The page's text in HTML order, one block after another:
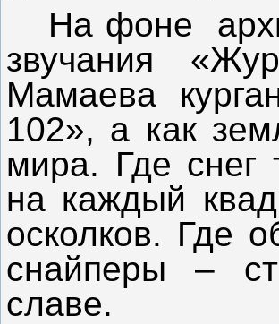
На фоне
звучания
Мамаева
102», а как
мира. Где снег
на каждый
осколков. Где
снайперы –
славе.